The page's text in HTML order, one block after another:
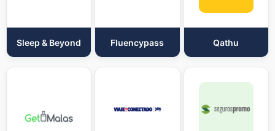
Sleep & Beyond Fluencypass Qathu